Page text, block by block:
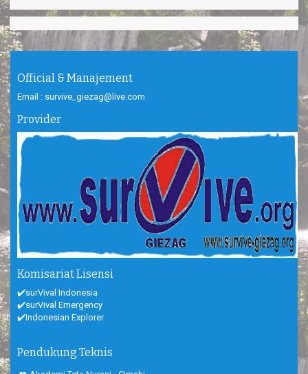
Official & Manajement
Email : survive_giezag@live.com
Provider
Komisariat Lisensi
✔️surVival Indonesia
✔️surVival Emergency
✔️Indonesian Explorer
Pendukung Teknis